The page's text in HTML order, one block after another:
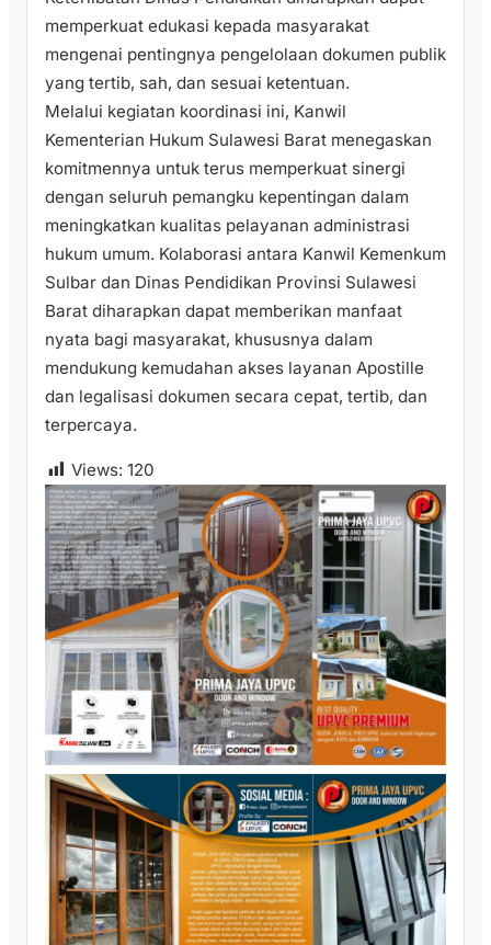
memperkuat edukasi kepada masyarakat
mengenai pentingnya pengelolaan dokumen publik
yang tertib, sah, dan sesuai ketentuan.
Melalui kegiatan koordinasi ini, Kanwil
Kementerian Hukum Sulawesi Barat menegaskan
komitmennya untuk terus memperkuat sinergi
dengan seluruh pemangku kepentingan dalam
meningkatkan kualitas pelayanan administrasi
hukum umum. Kolaborasi antara Kanwil Kemenkum
Sulbar dan Dinas Pendidikan Provinsi Sulawesi
Barat diharapkan dapat memberikan manfaat
nyata bagi masyarakat, khususnya dalam
mendukung kemudahan akses layanan Apostille
dan legalisasi dokumen secara cepat, tertib, dan
terpercaya.
Views: 120